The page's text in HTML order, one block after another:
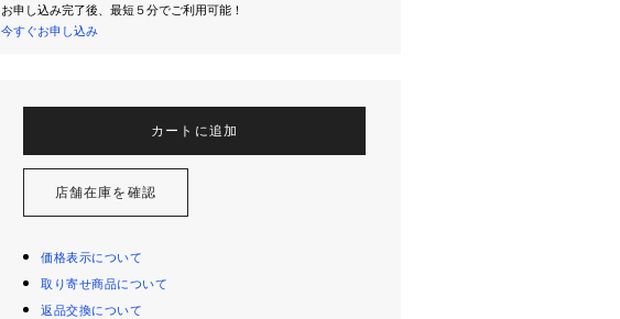
お申し込み完了後、最短５分でご利用可能！
今すぐお申し込み
カートに追加
店舗在庫を確認
価格表示について
取り寄せ商品について
返品交換について